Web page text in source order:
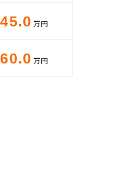
万円
万円